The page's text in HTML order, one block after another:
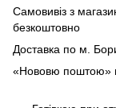
Самовивіз з
безкоштовно
Доставка по м.
«Нововю поштою»